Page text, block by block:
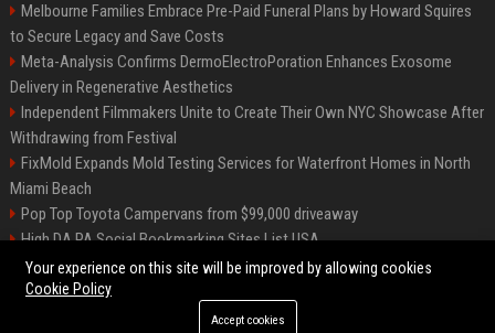
Melbourne Families Embrace Pre-Paid Funeral Plans by Howard Squires
to Secure Legacy and Save Costs
Meta-Analysis Confirms DermoElectroPoration Enhances Exosome
Delivery in Regenerative Aesthetics
Independent Filmmakers Unite to Create Their Own NYC Showcase After
Withdrawing from Festival
FixMold Expands Mold Testing Services for Waterfront Homes in North
Miami Beach
Pop Top Toyota Campervans from $99,000 driveaway
High DA PA Social Bookmarking Sites List USA
Vargas-Hill Productions: Marketing and Communications Specialist
©2026 Bip Milwaukee. All right reserved.
Your experience on this site will be improved by allowing cookies
Cookie Policy
Accept cookies